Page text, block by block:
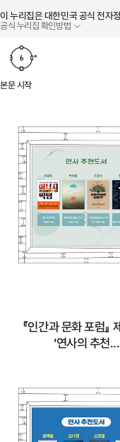
이 누리집은 대한민국 공식 전자
공식 누리집 확인방법
본문 시작
『인간과 문화 포럼』
‘연사의 추천...
『인간과 문화 포
제9회차 ‘연사의 추
천...